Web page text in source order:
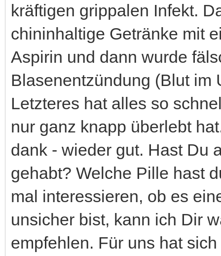
kräftigen grippalen Infekt.
chininhaltige Getränke mit
Aspirin und dann wurde
Blasenentzündung (Blut im
Letzteres hat alles so
nur ganz knapp überlebt
dank - wieder gut. Hast Du
gehabt? Welche Pille hast
mal interessieren, ob es
unsicher bist, kann ich Dir
empfehlen. Für uns hat